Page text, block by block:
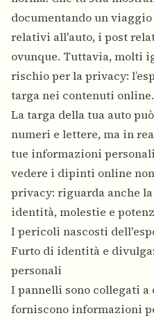
documentando un
relativi all'auto, i post
ovunque. Tuttavia, molti
rischio per la privacy:
targa nei contenuti online.
La targa della tua auto
numeri e lettere, ma in
tue informazioni
vedere i dipinti online
privacy: riguarda anche
identità, molestie e
I pericoli nascosti
Furto di identità e
personali
I pannelli sono collegati a
forniscono informazioni